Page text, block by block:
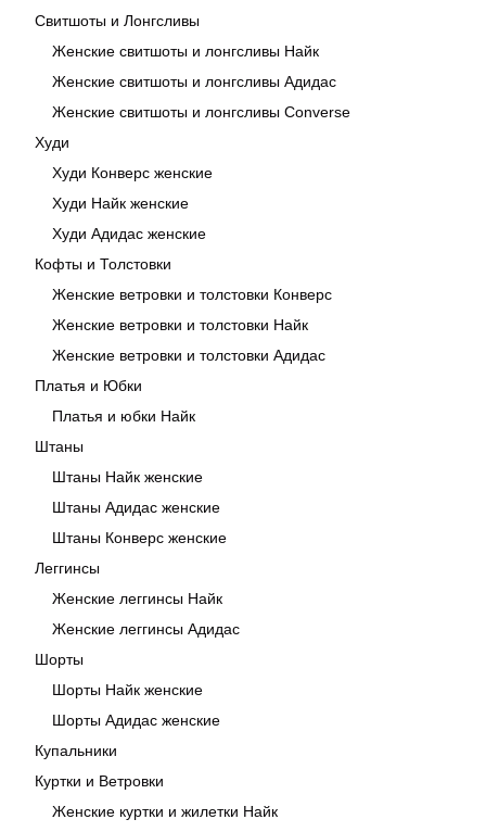
Свитшоты и Лонгсливы
Женские свитшоты и лонгсливы Найк
Женские свитшоты и лонгсливы Адидас
Женские свитшоты и лонгсливы Converse
Худи
Худи Конверс женские
Худи Найк женские
Худи Адидас женские
Кофты и Толстовки
Женские ветровки и толстовки Конверс
Женские ветровки и толстовки Найк
Женские ветровки и толстовки Адидас
Платья и Юбки
Платья и юбки Найк
Штаны
Штаны Найк женские
Штаны Адидас женские
Штаны Конверс женские
Леггинсы
Женские леггинсы Найк
Женские леггинсы Адидас
Шорты
Шорты Найк женские
Шорты Адидас женские
Купальники
Куртки и Ветровки
Женские куртки и жилетки Найк